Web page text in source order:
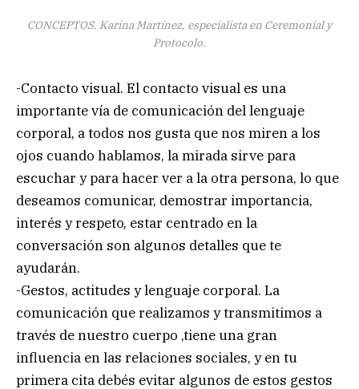
CONCEPTOS. Karina Martínez, especialista en Ceremonial y
Protocolo.
-Contacto visual. El contacto visual es una
importante vía de comunicación del lenguaje
corporal, a todos nos gusta que nos miren a los
ojos cuando hablamos, la mirada sirve para
escuchar y para hacer ver a la otra persona, lo que
deseamos comunicar, demostrar importancia,
interés y respeto, estar centrado en la
conversación son algunos detalles que te
ayudarán.
-Gestos, actitudes y lenguaje corporal. La
comunicación que realizamos y transmitimos a
través de nuestro cuerpo ,tiene una gran
influencia en las relaciones sociales, y en tu
primera cita debés evitar algunos de estos gestos